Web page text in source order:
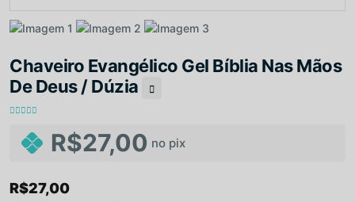
Chaveiro Evangélico Gel Bíblia Nas Mãos
De Deus / Dúzia
R$27,00 no pix
R$27,00